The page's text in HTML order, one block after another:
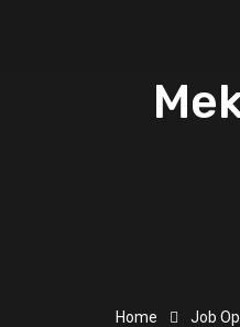
Home Job